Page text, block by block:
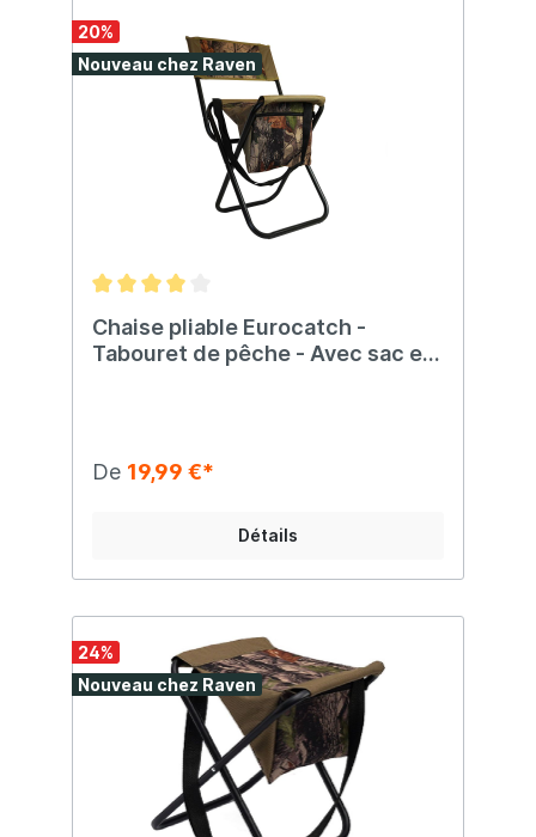
20%
Nouveau chez Raven
Chaise pliable Eurocatch -
Tabouret de pêche - Avec sac et
De 19,99 €*
Détails
24%
Nouveau chez Raven